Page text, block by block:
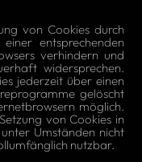
von Cookies durch
entsprechenden
verhindern und
widersprechen.
jederzeit über einen
gelöscht
möglich.
von Cookies in
Umständen nicht
nutzbar.